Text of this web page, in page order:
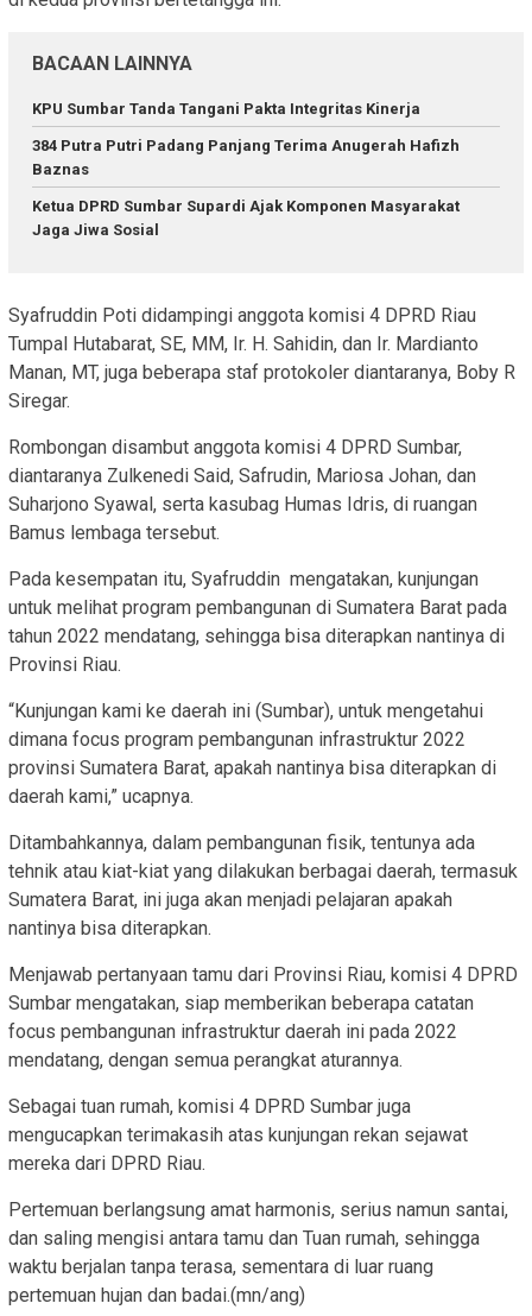
BACAAN LAINNYA
KPU Sumbar Tanda Tangani Pakta Integritas Kinerja
384 Putra Putri Padang Panjang Terima Anugerah Hafizh
Baznas
Ketua DPRD Sumbar Supardi Ajak Komponen Masyarakat
Jaga Jiwa Sosial
Syafruddin Poti didampingi anggota komisi 4 DPRD Riau
Tumpal Hutabarat, SE, MM, Ir. H. Sahidin, dan Ir. Mardianto
Manan, MT, juga beberapa staf protokoler diantaranya, Boby R
Siregar.
Rombongan disambut anggota komisi 4 DPRD Sumbar,
diantaranya Zulkenedi Said, Safrudin, Mariosa Johan, dan
Suharjono Syawal, serta kasubag Humas Idris, di ruangan
Bamus lembaga tersebut.
Pada kesempatan itu, Syafruddin mengatakan, kunjungan
untuk melihat program pembangunan di Sumatera Barat pada
tahun 2022 mendatang, sehingga bisa diterapkan nantinya di
Provinsi Riau.
“Kunjungan kami ke daerah ini (Sumbar), untuk mengetahui
dimana focus program pembangunan infrastruktur 2022
provinsi Sumatera Barat, apakah nantinya bisa diterapkan di
daerah kami,” ucapnya.
Ditambahkannya, dalam pembangunan fisik, tentunya ada
tehnik atau kiat-kiat yang dilakukan berbagai daerah, termasuk
Sumatera Barat, ini juga akan menjadi pelajaran apakah
nantinya bisa diterapkan.
Menjawab pertanyaan tamu dari Provinsi Riau, komisi 4 DPRD
Sumbar mengatakan, siap memberikan beberapa catatan
focus pembangunan infrastruktur daerah ini pada 2022
mendatang, dengan semua perangkat aturannya.
Sebagai tuan rumah, komisi 4 DPRD Sumbar juga
mengucapkan terimakasih atas kunjungan rekan sejawat
mereka dari DPRD Riau.
Pertemuan berlangsung amat harmonis, serius namun santai,
dan saling mengisi antara tamu dan Tuan rumah, sehingga
waktu berjalan tanpa terasa, sementara di luar ruang
pertemuan hujan dan badai.(mn/ang)